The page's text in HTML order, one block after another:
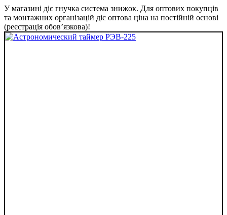
У магазині діє гнучка система знижок. Для оптових покупців
та монтажних організацій діє оптова ціна на постійній основі
(реєстрація обов’язкова)!